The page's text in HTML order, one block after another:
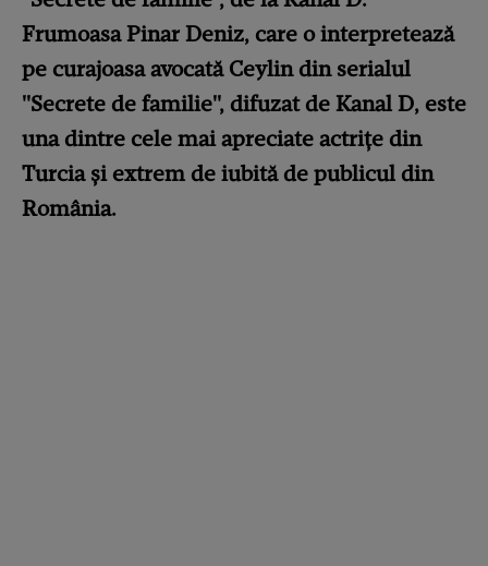
Frumoasa Pinar Deniz, care o interpretează
pe curajoasa avocată Ceylin din serialul
"Secrete de familie", difuzat de Kanal D, este
una dintre cele mai apreciate actrițe din
Turcia și extrem de iubită de publicul din
România.